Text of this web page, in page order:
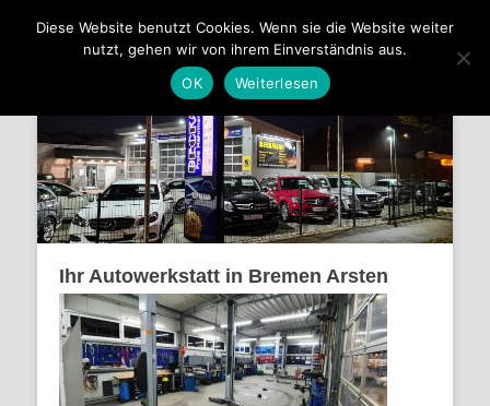
Automobile Beckmann
KFZ-Meisterbetrieb, Autoservice aus Leidenschaft, für alle
Fabrikate
Ihr Autowerkstatt in Bremen Arsten
Diese Website benutzt Cookies. Wenn sie die Website weiter
nutzt, gehen wir von ihrem Einverständnis aus.
OK
Weiterlesen